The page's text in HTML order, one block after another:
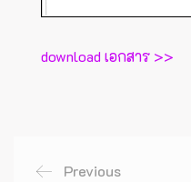
download เอกสาร >>
Previous